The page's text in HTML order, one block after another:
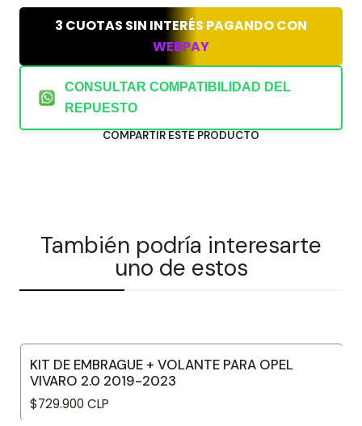
3 CUOTAS SIN INTERÉS PAGANDO CON
WEBPAY
CONSULTAR COMPATIBILIDAD DEL
REPUESTO
COMPARTIR ESTE PRODUCTO
También podría interesarte
uno de estos
KIT DE EMBRAGUE + VOLANTE PARA OPEL
VIVARO 2.0 2019-2023
$729.900 CLP